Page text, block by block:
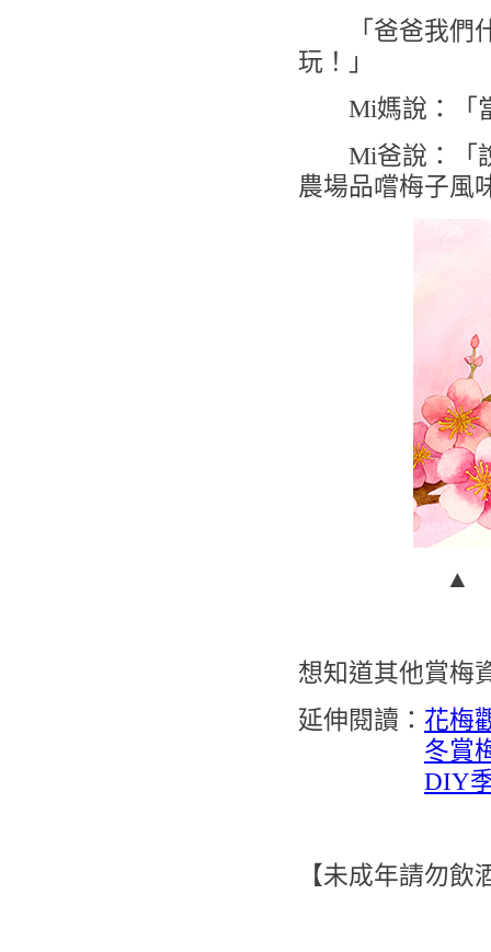
「爸爸我們什
玩！」
Mi媽說：「當
Mi爸說：「說
農場品嚐梅子風
▲
想知道其他賞梅
延伸閱讀： 花梅
冬賞
DIY
【未成年請勿飲